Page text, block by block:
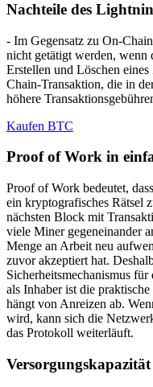
Nachteile des
- Im Gegensatz zu On-
nicht getätigt werden,
Erstellen und Löschen
Chain-Transaktion, die in
höhere
Kaufen BTC
Proof of Work in
Proof of Work bedeutet,
ein kryptografisches Rätsel
nächsten Block mit
viele Miner gegeneinander
Menge an Arbeit neu
zuvor akzeptiert hat.
Sicherheitsmechanismus
als Inhaber ist die
hängt von Anreizen ab.
wird, kann sich die
das Protokoll weiterläuft.